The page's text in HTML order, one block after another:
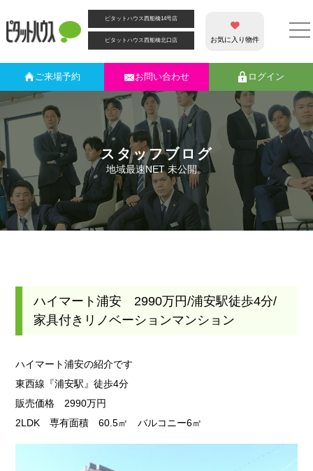
ピタットハウス西船橋14号店
ピタットハウス西船橋北口店 お気に入り物件
ご来場予約 お問い合わせ ログイン
スタッフブログ
地域最速NET 未公開。
ハイマート浦安 2990万円/浦安駅徒歩4分/
家具付きリノベーションマンション
ハイマート浦安の紹介です
東西線『浦安駅』徒歩4分
販売価格 2990万円
2LDK 専有面積 60.5㎡ バルコニー6㎡